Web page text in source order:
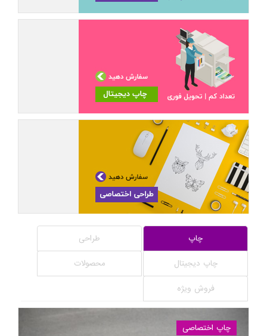
چاپ طراحی
چاپ دیجیتال محصولات
فروش ویژه
چاپ اختصاصی